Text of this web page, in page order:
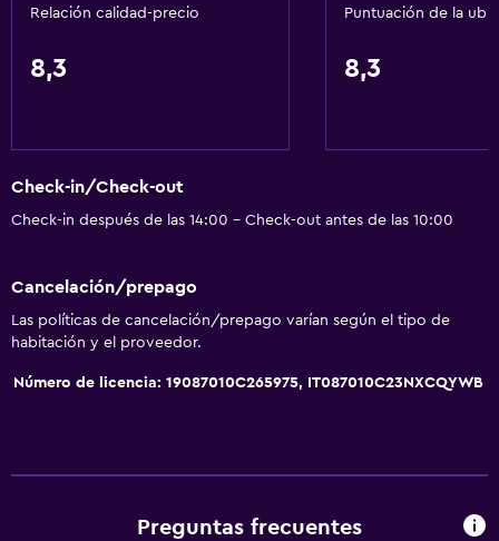
Cocina compartida
Horno
Utensilios de cocina
Cocina
Tetera/cafetera
Comedor
Relación calidad-precio
8,3
Puntuación de la
8,3
Check-in/Check-out
Check-in después de las 14:00 - Check-out antes de las 10:00
Cancelación/prepago
Las políticas de cancelación/prepago varían según el tipo de
habitación y el proveedor.
Número de licencia: 19087010C265975, IT087010C23NXCQYWB
Preguntas frecuentes